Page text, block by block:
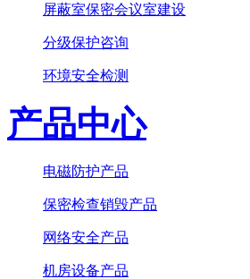
屏蔽室保密会议室建设
分级保护咨询
环境安全检测
产品中心
电磁防护产品
保密检查销毁产品
网络安全产品
机房设备产品